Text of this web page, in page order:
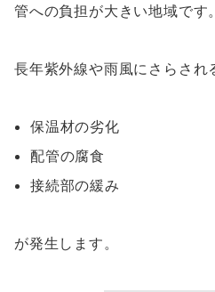
管への負担が大きい地域です。
長年紫外線や雨風にさらされ
保温材の劣化
配管の腐食
接続部の緩み
が発生します。